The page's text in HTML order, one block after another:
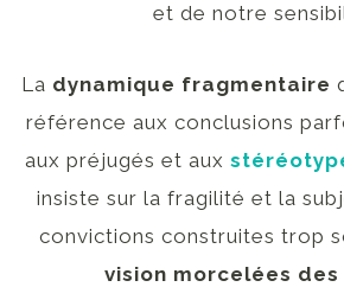
et de notre
La dynamique fragmentaire
référence aux conclusions
aux préjugés et aux
insiste sur la fragilité et la
convictions construites trop
vision morcelées des